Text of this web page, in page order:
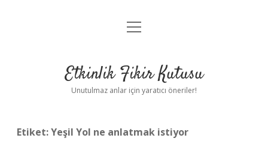
Anasayfa
Yasal Uyarı
menüyü
Etkinlik Fikir Kutusu
Unutulmaz anlar için yaratıcı öneriler!
Etiket:Yeşil Yol ne anlatmak istiyor